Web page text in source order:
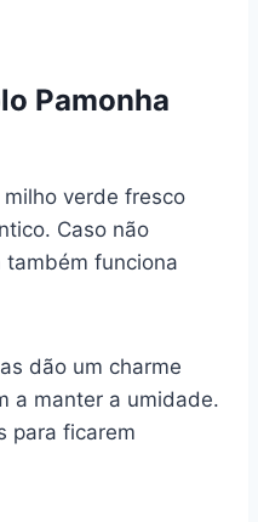
Pamonha
verde fresco
Caso não
também funciona
dão um charme
a manter a umidade.
para ficarem